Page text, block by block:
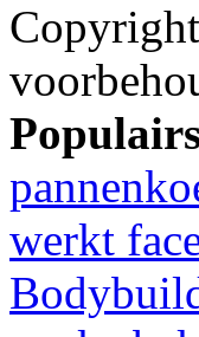
werkt